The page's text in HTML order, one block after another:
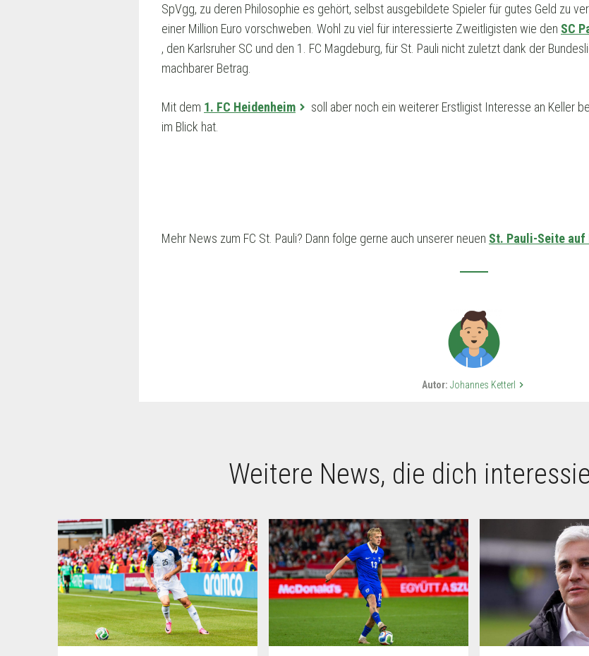
SpVgg, zu deren Philosophie es gehört, selbst ausgebildete Spieler für gutes Geld zu
einer Million Euro vorschweben. Wohl zu viel für interessierte Zweitligisten wie den SC
, den Karlsruher SC und den 1. FC Magdeburg, für St. Pauli nicht zuletzt dank der
machbarer Betrag.
Mit dem 1. FC Heidenheim
soll aber noch ein weiterer Erstligist Interesse an Keller
im Blick hat.
Mehr News zum FC St. Pauli? Dann folge gerne auch unserer neuen St. Pauli-Seite auf
Autor: Johannes Ketterl keyboard_arrow_right
Weitere News, die dich